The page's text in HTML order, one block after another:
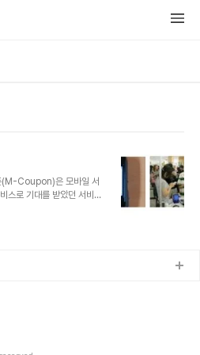
Coupon)은 모바일 서
스로 기대를 받았던 서비스
심에서는 항상 한발자욱 떨
대형 업체들이 이통사가